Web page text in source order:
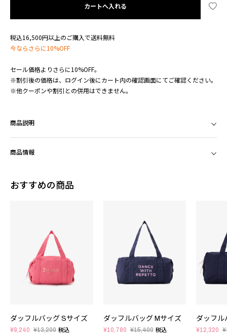
カートへ入れる
税込16,500円以上のご購入で送料無料
今ならさらに10%OFF
セール価格よりさらに10%OFF。
※割引後の価格は、ログイン後にカート内の確認画面にてご確認ください。
※他クーポンや割引との併用はできません。
商品説明
商品情報
おすすめの商品
ダッフルバッグ Sサイズ
¥9,240 ¥13,200 税込
ダッフルバッグ Mサイズ
¥10,780 ¥15,400 税込
ダッフル
¥12,320